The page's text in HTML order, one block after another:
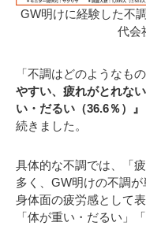
GW明けに経験した不
代会
「不調はどのようなも
やすい、疲れがとれない
い・だるい（36.6％）
続きました。
具体的な不調では、「
多く、GW明けの不調が
身体面の疲労感として
「体が重い・だるい」